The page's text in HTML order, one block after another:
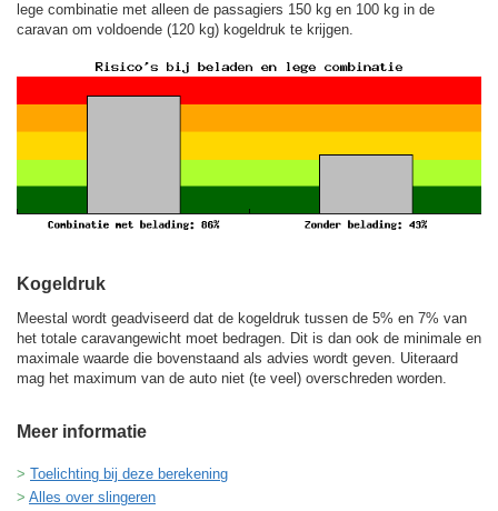
lege combinatie met alleen de passagiers 150 kg en 100 kg in de
caravan om voldoende (120 kg) kogeldruk te krijgen.
Kogeldruk
Meestal wordt geadviseerd dat de kogeldruk tussen de 5% en 7% van
het totale caravangewicht moet bedragen. Dit is dan ook de minimale en
maximale waarde die bovenstaand als advies wordt geven. Uiteraard
mag het maximum van de auto niet (te veel) overschreden worden.
Meer informatie
Toelichting bij deze berekening
Alles over slingeren